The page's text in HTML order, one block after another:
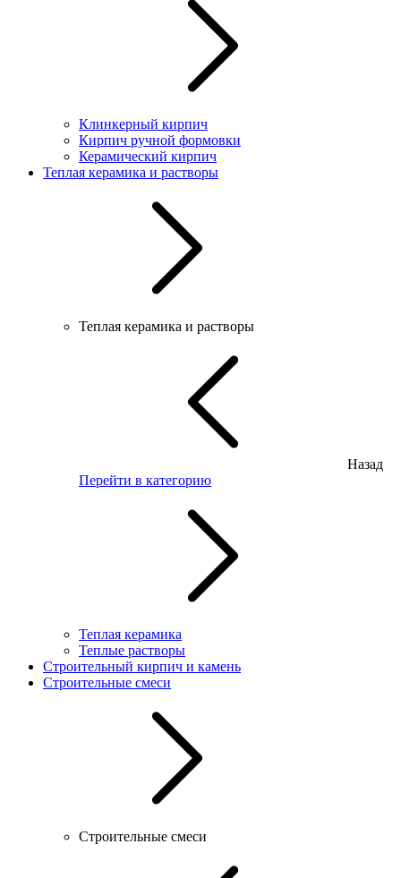
Клинкерный кирпич
Кирпич ручной формовки
Керамический кирпич
Теплая керамика и растворы
Теплая керамика и растворы
Назад
Перейти в категорию
Теплая керамика
Теплые растворы
Строительный кирпич и камень
Строительные смеси
Строительные смеси